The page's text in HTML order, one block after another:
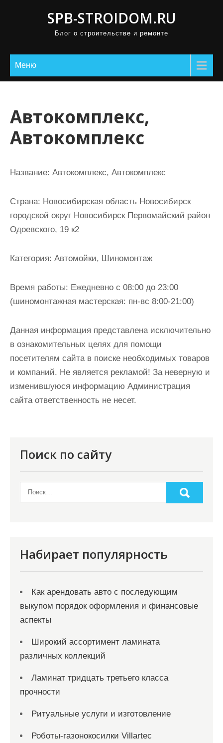
SPB-STROIDOM.RU
Блог о строительстве и ремонте
Меню
Автокомплекс,
Автокомплекс
Название: Автокомплекс, Автокомплекс
Страна: Новосибирская область Новосибирск
городской округ Новосибирск Первомайский район
Одоевского, 19 к2
Категория: Автомойки, Шиномонтаж
Время работы: Ежедневно с 08:00 до 23:00
(шиномонтажная мастерская: пн-вс 8:00-21:00)
Данная информация представлена исключительно
в ознакомительных целях для помощи
посетителям сайта в поиске необходимых товаров
и компаний. Не является рекламой! За неверную и
изменившуюся информацию Администрация
сайта ответственность не несет.
Поиск по сайту
Набирает популярность
Как арендовать авто с последующим
выкупом порядок оформления и финансовые
аспекты
Широкий ассортимент ламината
различных коллекций
Ламинат тридцать третьего класса
прочности
Ритуальные услуги и изготовление
Роботы-газонокосилки Villartec